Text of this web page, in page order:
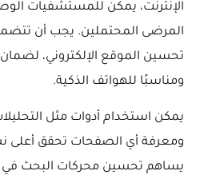
الإنترنت، يمكن للمستشفيات
المرضى المحتملين. يجب أن
تحسين الموقع الإلكتروني،
ومناسبًا للهواتف الذكية.
يمكن استخدام أدوات مثل
ومعرفة أي الصفحات تحقق أعلى
يساهم تحسين محركات البحث